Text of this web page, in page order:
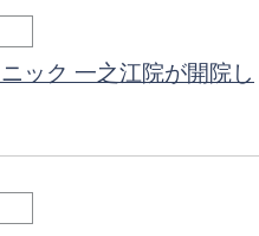
ック 一之江院が開院し